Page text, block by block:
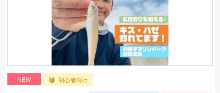
NEW 初心者向け